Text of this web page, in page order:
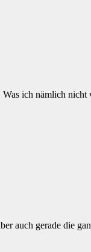
ich nämlich
auch gerade die